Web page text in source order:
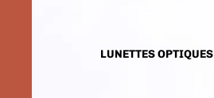
ENFANTSLUNETTES OPTIQUES